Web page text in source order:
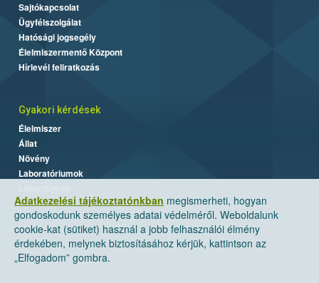
Adatkezelési tájékoztatónkban megismerheti, hogyan
gondoskodunk személyes adatai védelméről. Weboldalunk
cookie-kat (sütiket) használ a jobb felhasználói élmény
érdekében, melynek biztosításához kérjük, kattintson az
„Elfogadom” gombra.
Sajtókapcsolat
Ügyfélszolgálat
Hatósági jogsegély
Élelmiszermentő Központ
Hírlevél feliratkozás
Gyakori kérdések
Élelmiszer
Állat
Növény
Laboratóriumok